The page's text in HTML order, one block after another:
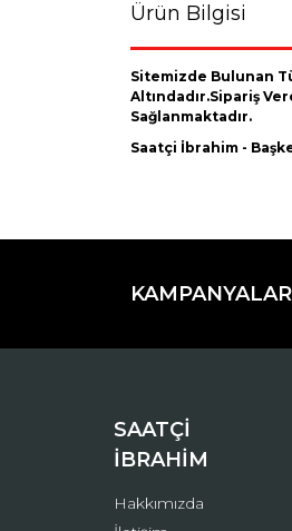
Ürün Bilgisi
Sitemizde Bulunan
Altındadır.Sipariş
Sağlanmaktadır.
Saatçi İbrahim -
Görüş ve
Ürün resmi
Bu ürüne benzer
SAATÇİ
İBRAHİM
Hakkımızda